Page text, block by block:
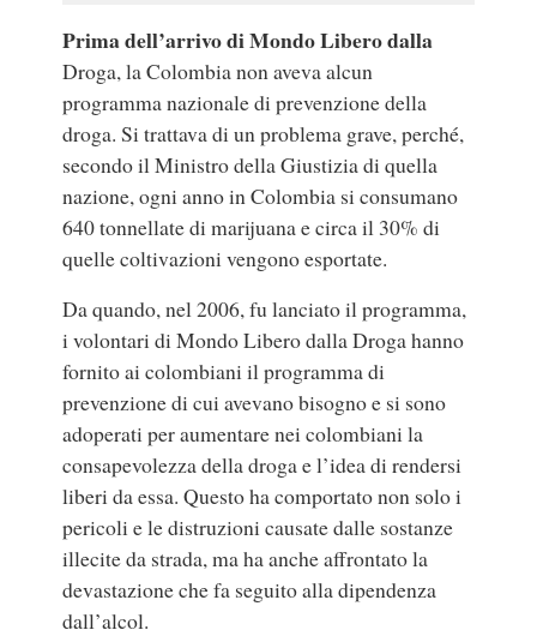
Prima dell’arrivo di Mondo Libero dalla
Droga, la Colombia non aveva alcun
programma nazionale di prevenzione della
droga. Si trattava di un problema grave, perché,
secondo il Ministro della Giustizia di quella
nazione, ogni anno in Colombia si consumano
640 tonnellate di marijuana e circa il 30% di
quelle coltivazioni vengono esportate.
Da quando, nel 2006, fu lanciato il programma,
i volontari di Mondo Libero dalla Droga hanno
fornito ai colombiani il programma di
prevenzione di cui avevano bisogno e si sono
adoperati per aumentare nei colombiani la
consapevolezza della droga e l’idea di rendersi
liberi da essa. Questo ha comportato non solo i
pericoli e le distruzioni causate dalle sostanze
illecite da strada, ma ha anche affrontato la
devastazione che fa seguito alla dipendenza
dall’alcol.